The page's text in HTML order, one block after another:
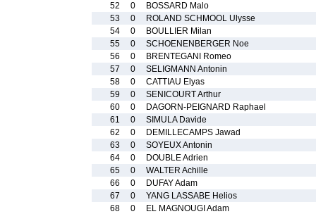
52
0
BOSSARD Malo
53
0
ROLAND SCHMOOL Ulysse
54
0
BOULLIER Milan
55
0
SCHOENENBERGER Noe
56
0
BRENTEGANI Romeo
57
0
SELIGMANN Antonin
58
0
CATTIAU Elyas
59
0
SENICOURT Arthur
60
0
DAGORN-PEIGNARD Raphael
61
0
SIMULA Davide
62
0
DEMILLECAMPS Jawad
63
0
SOYEUX Antonin
64
0
DOUBLE Adrien
65
0
WALTER Achille
66
0
DUFAY Adam
67
0
YANG LASSABE Helios
68
0
EL MAGNOUGI Adam